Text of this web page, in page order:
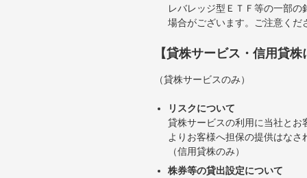
レバレッジ型ＥＴＦ等の一部
場合がございます。ご注意くだ
【貸株サービス・信用貸
（貸株サービスのみ）
リスクについて
貸株サービスの利用に当社と
よりお客様へ担保の提供はな
（信用貸株のみ）
株券等の貸出設定について